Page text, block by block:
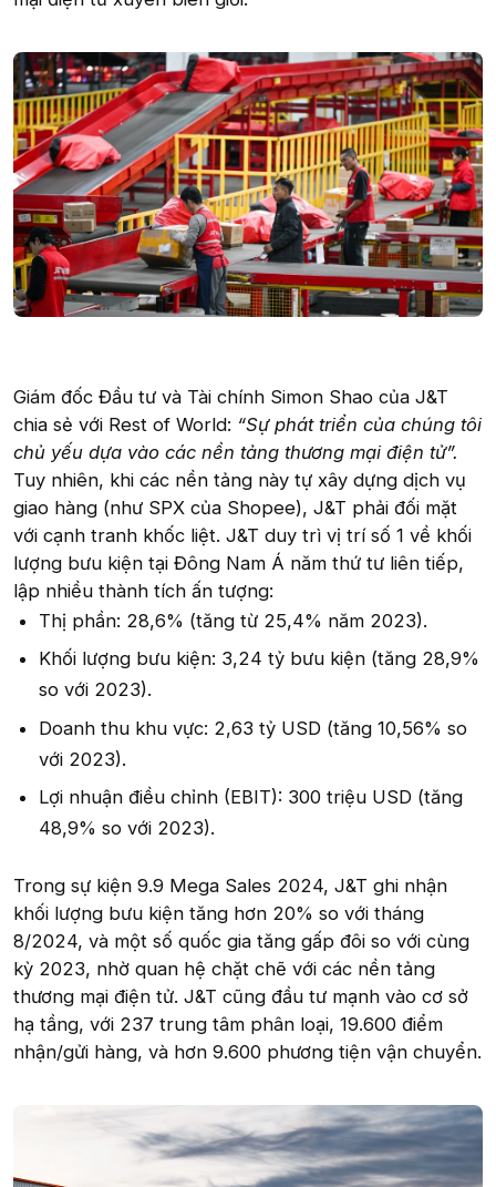
Giám đốc Đầu tư và Tài chính Simon Shao của J&T
chia sẻ với Rest of World: “Sự phát triển của chúng tôi
chủ yếu dựa vào các nền tảng thương mại điện tử”.
Tuy nhiên, khi các nền tảng này tự xây dựng dịch vụ
giao hàng (như SPX của Shopee), J&T phải đối mặt
với cạnh tranh khốc liệt. J&T duy trì vị trí số 1 về khối
lượng bưu kiện tại Đông Nam Á năm thứ tư liên tiếp,
lập nhiều thành tích ấn tượng:
Thị phần: 28,6% (tăng từ 25,4% năm 2023).
Khối lượng bưu kiện: 3,24 tỷ bưu kiện (tăng 28,9%
so với 2023).
Doanh thu khu vực: 2,63 tỷ USD (tăng 10,56% so
với 2023).
Lợi nhuận điều chỉnh (EBIT): 300 triệu USD (tăng
48,9% so với 2023).
Trong sự kiện 9.9 Mega Sales 2024, J&T ghi nhận
khối lượng bưu kiện tăng hơn 20% so với tháng
8/2024, và một số quốc gia tăng gấp đôi so với cùng
kỳ 2023, nhờ quan hệ chặt chẽ với các nền tảng
thương mại điện tử. J&T cũng đầu tư mạnh vào cơ sở
hạ tầng, với 237 trung tâm phân loại, 19.600 điểm
nhận/gửi hàng, và hơn 9.600 phương tiện vận chuyển.